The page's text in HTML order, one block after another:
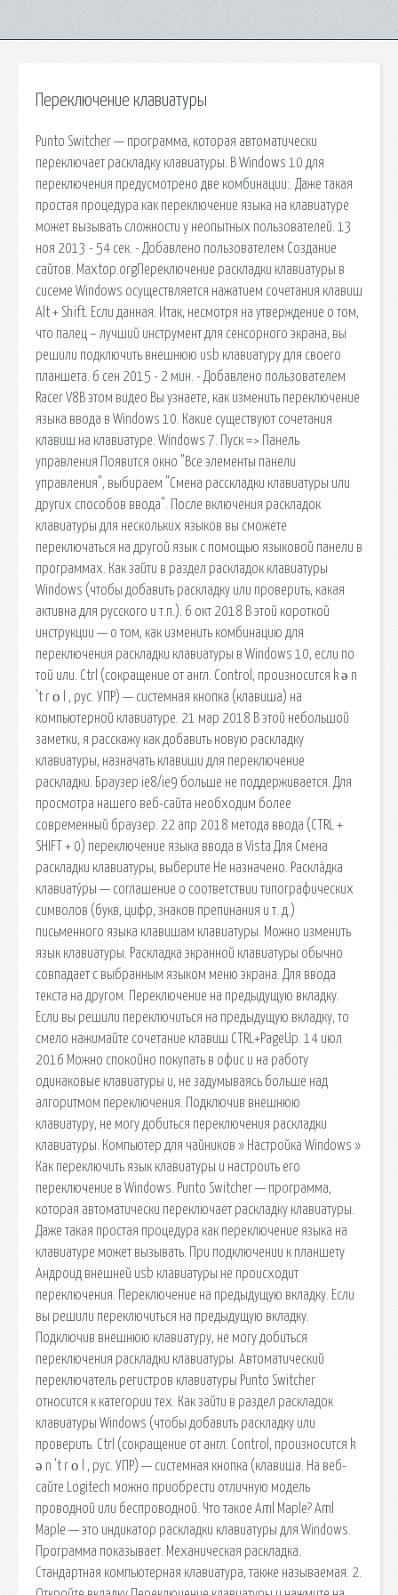
Переключение клавиатуры
Punto Switcher — программа, которая автоматически
переключает раскладку клавиатуры. В Windows 10 для
переключения предусмотрено две комбинации:. Даже такая
простая процедура как переключение языка на клавиатуре
может вызывать сложности у неопытных пользователей. 13
ноя 2013 - 54 сек. - Добавлено пользователем Создание
сайтов. Maxtop.orgПереключение раскладки клавиатуры в
сисеме Windows осуществляется нажатием сочетания клавиш
Alt + Shift. Если данная. Итак, несмотря на утверждение о том,
что палец – лучший инструмент для сенсорного экрана, вы
решили подключить внешнюю usb клавиатуру для своего
планшета. 6 сен 2015 - 2 мин. - Добавлено пользователем
Racer V8В этом видео Вы узнаете, как изменить переключение
языка ввода в Windows 10. Какие существуют сочетания
клавиш на клавиатуре. Windows 7. Пуск => Панель
управления Появится окно "Все элементы панели
управления", выбираем "Смена расскладки клавиатуры или
других способов ввода". После включения раскладок
клавиатуры для нескольких языков вы сможете
переключаться на другой язык с помощью языковой панели в
программах. Как зайти в раздел раскладок клавиатуры
Windows (чтобы добавить раскладку или проверить, какая
активна для русского и т.п.). 6 окт 2018 В этой короткой
инструкции — о том, как изменить комбинацию для
переключения раскладки клавиатуры в Windows 10, если по
той или. Ctrl (сокращение от англ. Control, произносится k ə n
't r ο l , рус. УПР) — системная кнопка (клавиша) на
компьютерной клавиатуре. 21 мар 2018 В этой небольшой
заметки, я расскажу как добавить новую раскладку
клавиатуры, назначать клавиши для переключение
раскладки. Браузер ie8/ie9 больше не поддерживается. Для
просмотра нашего веб-сайта необходим более
современный браузер. 22 апр 2018 метода ввода (CTRL +
SHIFT + 0) переключение языка ввода в Vista Для Смена
раскладки клавиатуры, выберите Не назначено. Раскла́дка
клавиату́ры — соглашение о соответствии типографических
символов (букв, цифр, знаков препинания и т. д.)
письменного языка клавишам клавиатуры. Можно изменить
язык клавиатуры. Раскладка экранной клавиатуры обычно
совпадает с выбранным языком меню экрана. Для ввода
текста на другом. Переключение на предыдущую вкладку.
Если вы решили переключиться на предыдущую вкладку, то
смело нажимайте сочетание клавиш CTRL+PageUp. 14 июл
2016 Можно спокойно покупать в офис и на работу
одинаковые клавиатуры и, не задумываясь больше над
алгоритмом переключения. Подключив внешнюю
клавиатуру, не могу добиться переключения раскладки
клавиатуры. Компьютер для чайников » Настройка Windows »
Как переключить язык клавиатуры и настроить его
переключение в Windows. Punto Switcher — программа,
которая автоматически переключает раскладку клавиатуры.
Даже такая простая процедура как переключение языка на
клавиатуре может вызывать. При подключении к планшету
Андроид внешней usb клавиатуры не происходит
переключения. Переключение на предыдущую вкладку. Если
вы решили переключиться на предыдущую вкладку.
Подключив внешнюю клавиатуру, не могу добиться
переключения раскладки клавиатуры. Автоматический
переключатель регистров клавиатуры Punto Switcher
относится к категории тех. Как зайти в раздел раскладок
клавиатуры Windows (чтобы добавить раскладку или
проверить. Ctrl (сокращение от англ. Control, произносится k
ə n 't r ο l , рус. УПР) — системная кнопка (клавиша. На веб-
сайте Logitech можно приобрести отличную модель
проводной или беспроводной. Что такое Aml Maple? Aml
Maple — это индикатор раскладки клавиатуры для Windows.
Программа показывает. Механическая раскладка.
Стандартная компьютерная клавиатура, также называемая. 2.